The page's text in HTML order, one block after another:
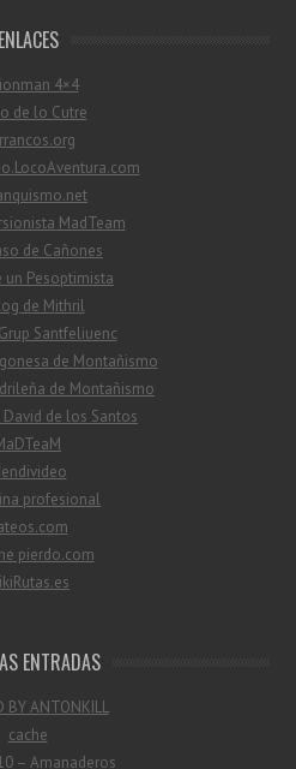
ENLACES
4×4
de lo Cutre
MadTeam
de Cañones
un Pesoptimista
de Mithril
Santfeliuenc
de Montañismo
de Montañismo
de los Santos
profesional
pierdo.com
ENTRADAS
BY ANTONKILL
cache
– Amanaderos